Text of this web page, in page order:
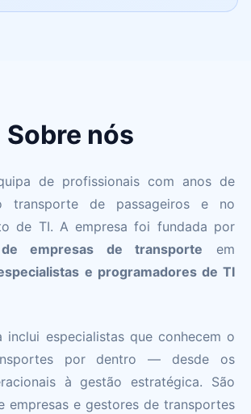
Sobre nós
de profissionais com anos de
transporte de passageiros e no
de TI. A empresa foi fundada por
empresas de transporte em
e programadores de TI
inclui especialistas que conhecem o
por dentro — desde os
à gestão estratégica. São
empresas e gestores de transportes